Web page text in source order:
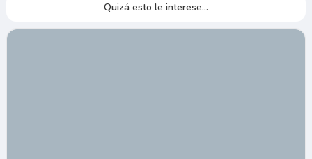
Quizá esto le interese...